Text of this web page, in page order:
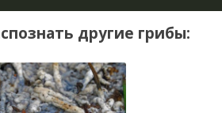
другие грибы: